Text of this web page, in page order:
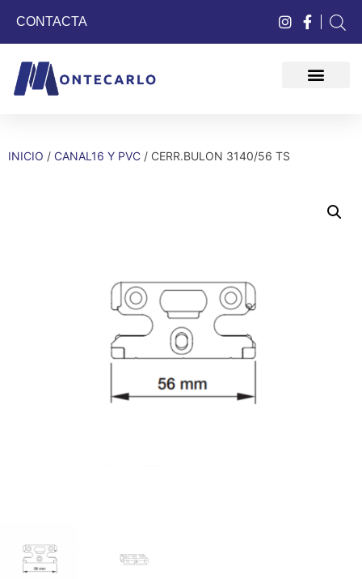
CONTACTA
INICIO / CANAL16 Y PVC / CERR.BULON 3140/56 TS